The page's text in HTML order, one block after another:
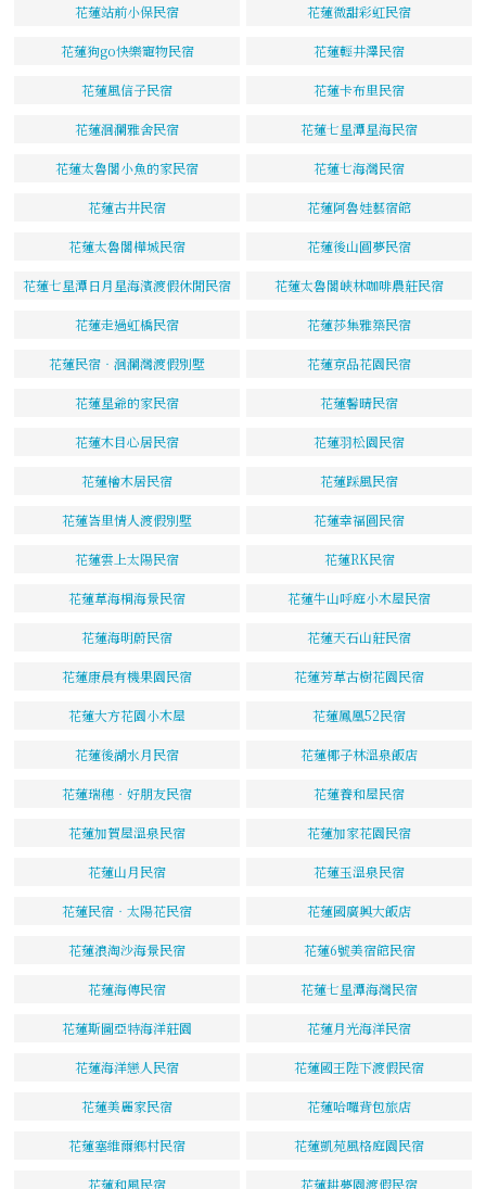
花蓮站前小保民宿 花蓮微甜彩虹民宿
花蓮狗go快樂寵物民宿 花蓮輕井澤民宿
花蓮風信子民宿 花蓮卡布里民宿
花蓮洄瀾雅舍民宿 花蓮七星潭星海民宿
花蓮太魯閣小魚的家民宿 花蓮七海灣民宿
花蓮古井民宿 花蓮阿魯娃藝宿館
花蓮太魯閣樺城民宿 花蓮後山圓夢民宿
花蓮七星潭日月星海濱渡假休閒民宿 花蓮太魯閣峽林咖啡農莊民宿
花蓮走過虹橋民宿 花蓮莎集雅築民宿
花蓮民宿‧洄瀾灣渡假別墅 花蓮京品花園民宿
花蓮星爺的家民宿 花蓮馨晴民宿
花蓮木目心居民宿 花蓮羽松園民宿
花蓮檜木居民宿 花蓮踩風民宿
花蓮峇里情人渡假別墅 花蓮幸福圓民宿
花蓮雲上太陽民宿 花蓮RK民宿
花蓮草海桐海景民宿 花蓮牛山呼庭小木屋民宿
花蓮海明蔚民宿 花蓮天石山莊民宿
花蓮康晨有機果園民宿 花蓮芳草古樹花園民宿
花蓮大方花園小木屋 花蓮鳳凰52民宿
花蓮後湖水月民宿 花蓮椰子林溫泉飯店
花蓮瑞穗‧好朋友民宿 花蓮養和屋民宿
花蓮加賀屋溫泉民宿 花蓮加家花園民宿
花蓮山月民宿 花蓮玉溫泉民宿
花蓮民宿‧太陽花民宿 花蓮國廣興大飯店
花蓮浪淘沙海景民宿 花蓮6號美宿館民宿
花蓮海傳民宿 花蓮七星潭海灣民宿
花蓮斯圖亞特海洋莊園 花蓮月光海洋民宿
花蓮海洋戀人民宿 花蓮國王陛下渡假民宿
花蓮美麗家民宿 花蓮哈囉背包旅店
花蓮塞維爾鄉村民宿 花蓮凱苑風格庭園民宿
花蓮和風民宿 花蓮耕夢園渡假民宿